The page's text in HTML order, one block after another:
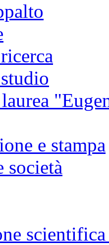
e stampa
società